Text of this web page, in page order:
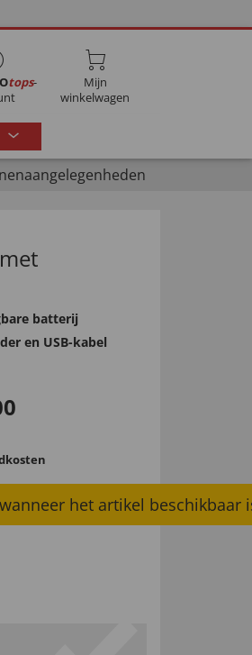
tops-
Mijn
winkelwagen
batterij
en USB-kabel
het artikel beschikbaar